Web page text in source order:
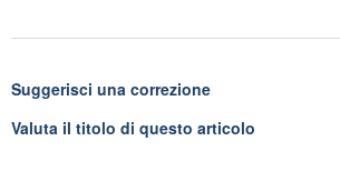
Suggerisci una correzione
Valuta il titolo di questo articolo